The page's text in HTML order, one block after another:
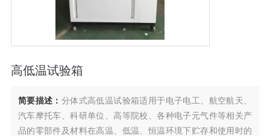
高低温试验箱
简要描述： 分体式高低温试验箱适用于电子电工、航空航天、
汽车摩托车、科研单位、高等院校、各种电子元气件等相关产
品的零部件及材料在高温、低温、恒温环境下贮存和使用时的